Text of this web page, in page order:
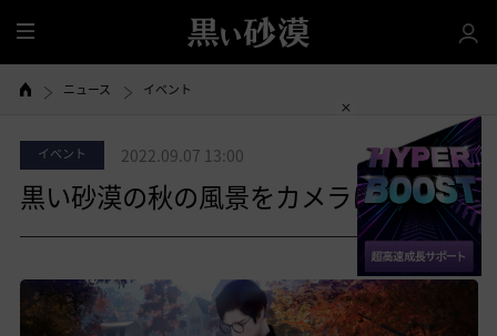
全
体
ニュース イベント
イベント 2022.09.07 13:00
黒い砂漠の秋の風景をカメラに！
共有する